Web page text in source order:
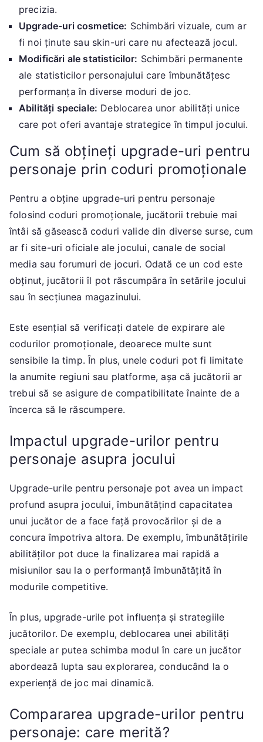
precizia.
Upgrade-uri cosmetice: Schimbări vizuale, cum ar
fi noi ținute sau skin-uri care nu afectează jocul.
Modificări ale statisticilor: Schimbări permanente
ale statisticilor personajului care îmbunătățesc
performanța în diverse moduri de joc.
Abilități speciale: Deblocarea unor abilități unice
care pot oferi avantaje strategice în timpul jocului.
Cum să obțineți upgrade-uri pentru
personaje prin coduri promoționale
Pentru a obține upgrade-uri pentru personaje
folosind coduri promoționale, jucătorii trebuie mai
întâi să găsească coduri valide din diverse surse, cum
ar fi site-uri oficiale ale jocului, canale de social
media sau forumuri de jocuri. Odată ce un cod este
obținut, jucătorii îl pot răscumpăra în setările jocului
sau în secțiunea magazinului.
Este esențial să verificați datele de expirare ale
codurilor promoționale, deoarece multe sunt
sensibile la timp. În plus, unele coduri pot fi limitate
la anumite regiuni sau platforme, așa că jucătorii ar
trebui să se asigure de compatibilitate înainte de a
încerca să le răscumpere.
Impactul upgrade-urilor pentru
personaje asupra jocului
Upgrade-urile pentru personaje pot avea un impact
profund asupra jocului, îmbunătățind capacitatea
unui jucător de a face față provocărilor și de a
concura împotriva altora. De exemplu, îmbunătățirile
abilităților pot duce la finalizarea mai rapidă a
misiunilor sau la o performanță îmbunătățită în
modurile competitive.
În plus, upgrade-urile pot influența și strategiile
jucătorilor. De exemplu, deblocarea unei abilități
speciale ar putea schimba modul în care un jucător
abordează lupta sau explorarea, conducând la o
experiență de joc mai dinamică.
Compararea upgrade-urilor pentru
personaje: care merită?